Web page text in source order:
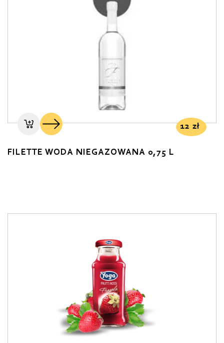
12 zł
FILETTE WODA NIEGAZOWANA 0,75 L